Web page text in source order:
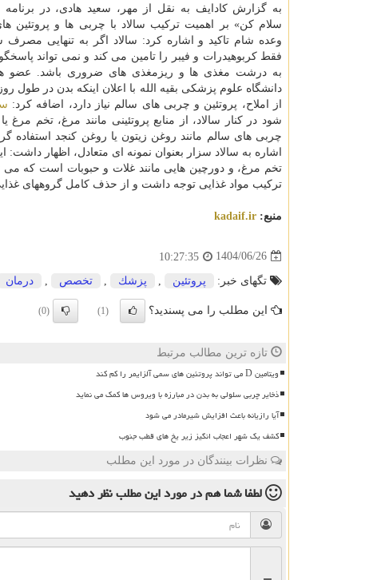
به گزارش کادایف به نقل از مهر، سعید هادی، در برنامه
سلام کن» بر اهمیت ترکیب سالاد با چربی ها و پروتئین
وعده شام تاکید و اشاره کرد: سالاد اگر به تنهایی مصرف
فقط کربوهیدرات و فیبر را تامین می کند و نمی تواند
به درشت مغذی ها و ریزمغذی های ضروری باشد. عضو
دانشگاه علوم پزشکی بقیه الله با اعلان اینکه بدن در طول
از املاح، پروتئین و چربی های سالم نیاز دارد، اضافه کرد:
شود در کنار سالاد، از منابع پروتئینی مانند مرغ، تخم مرغ
چربی های سالم مانند روغن زیتون یا روغن کنجد استفاده
اشاره به سالاد سزار بعنوان نمونه ای متعادل، اظهار داشت:
تخم مرغ، و دورچین هایی مانند غلات و حبوبات است که می
ترکیب مواد غذایی توجه داشت و از حذف کامل گروههای
منبع: kadaif.ir
1404/06/26
10:27:35
تگهای خبر: پروتئین , پزشك , تخصص , درمان
این مطلب را می پسندید؟ (1)
(0)
تازه ترین مطالب مرتبط
ویتامین D می تواند پروتئین های سمی آلزایمر را کم کند
ذخایر چربی سلولی به بدن در مبارزه با ویروس ها کمک می نماید
آیا رازیانه باعث افزایش شیرمادر می شود
کشف یک شهر اعجاب انگیز زیر یخ های قطب جنوب
نظرات بینندگان در مورد این مطلب
لطفا شما همدر مورد این مطلبنظر دهید